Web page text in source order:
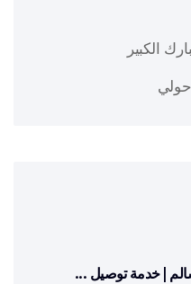
الكبير
| خدمة توصيل ...